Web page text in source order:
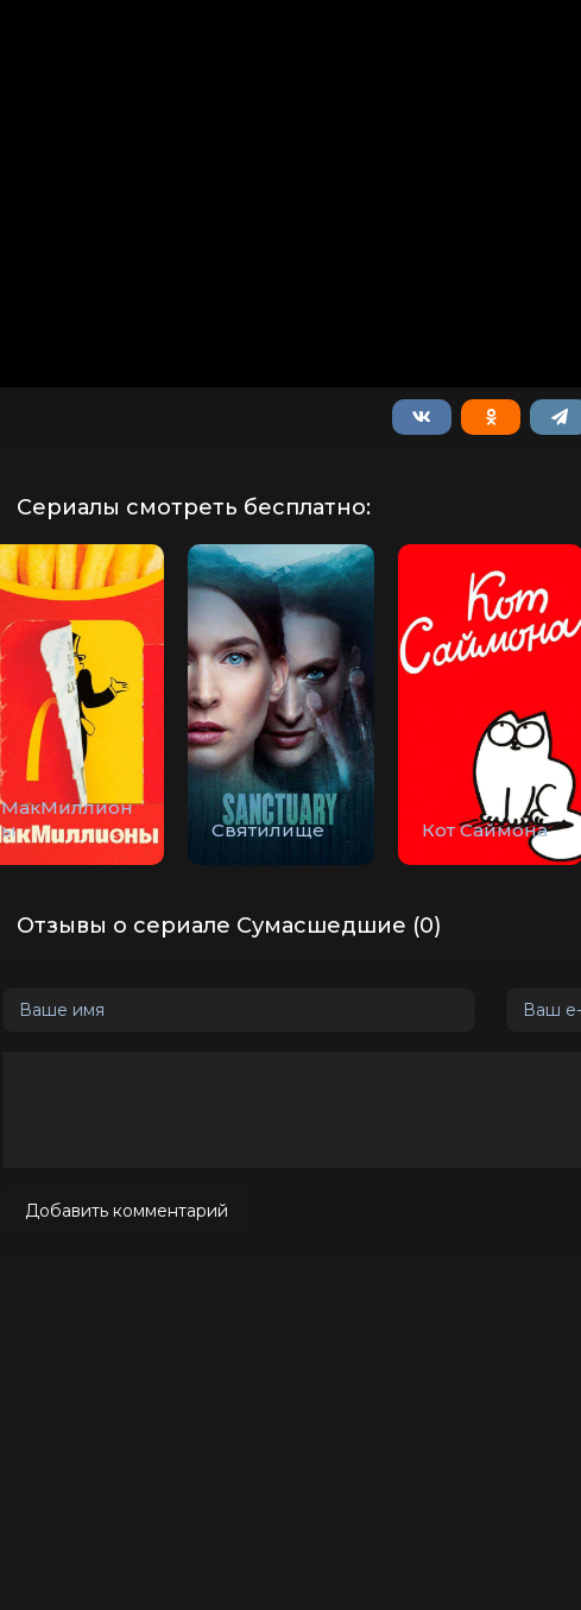
Сериалы смотреть бесплатно:
МакМиллион
ы
Святилище Кот Саймона
Отзывы о сериале Сумасшедшие (0)
Добавить комментарий